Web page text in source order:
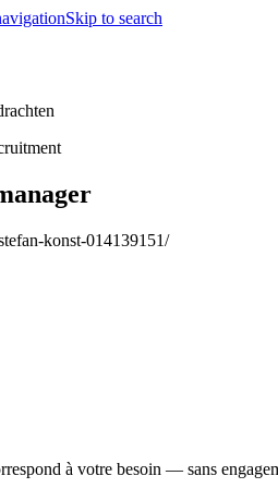
Skip to search
konst-014139151/
à votre besoin — sans